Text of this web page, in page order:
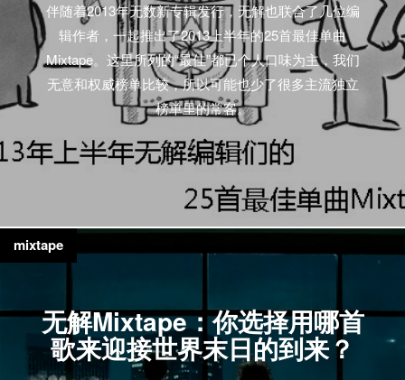
伴随着2013年无数新专辑发行，无解也联合了几位编
辑作者，一起推出了2013上半年的25首最佳单曲
Mixtape。这里所列的“最佳”都已个人口味为主，我们
无意和权威榜单比较，所以可能也少了很多主流独立
榜单里的常客。
无解Mixtape：你选择用哪首
歌来迎接世界末日的到来？
mixtape